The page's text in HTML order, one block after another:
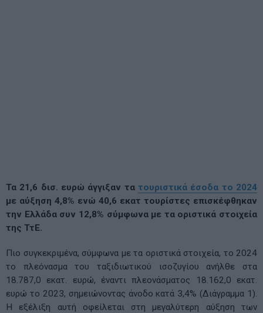
Τα 21,6 δισ. ευρώ άγγιξαν τα τουριστικά έσοδα το 2024
με αύξηση 4,8% ενώ 40,6 εκατ τουρίστες επισκέφθηκαν
την Ελλάδα συν 12,8% σύμφωνα με τα οριστικά στοιχεία
της ΤτΕ.
Πιο συγκεκριμένα, σύμφωνα με τα οριστικά στοιχεία, το 2024
το πλεόνασμα του ταξιδιωτικού ισοζυγίου ανήλθε στα
18.787,0 εκατ. ευρώ, έναντι πλεονάσματος 18.162,0 εκατ.
ευρώ το 2023, σημειώνοντας άνοδο κατά 3,4% (Διάγραμμα 1).
Η εξέλιξη αυτή οφείλεται στη μεγαλύτερη αύξηση των